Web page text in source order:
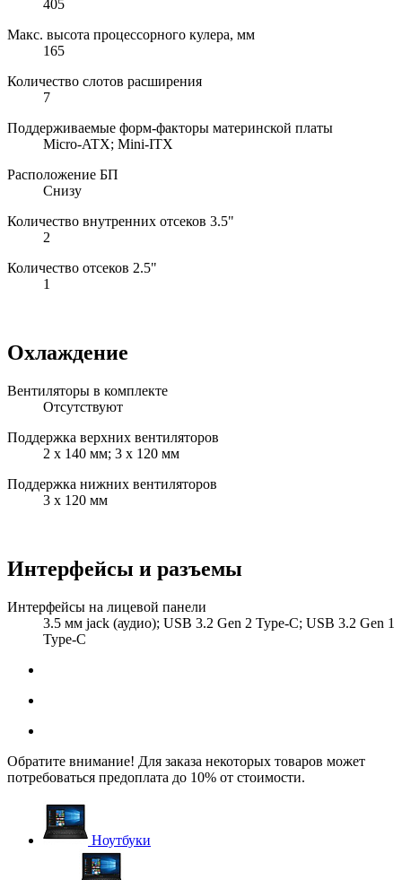
405
Макс. высота процессорного кулера, мм
165
Количество слотов расширения
7
Поддерживаемые форм-факторы материнской платы
Micro-ATX; Mini-ITX
Расположение БП
Снизу
Количество внутренних отсеков 3.5"
2
Количество отсеков 2.5"
1
Охлаждение
Вентиляторы в комплекте
Отсутствуют
Поддержка верхних вентиляторов
2 x 140 мм; 3 x 120 мм
Поддержка нижних вентиляторов
3 x 120 мм
Интерфейсы и разъемы
Интерфейсы на лицевой панели
3.5 мм jack (аудио); USB 3.2 Gen 2 Type-C; USB 3.2 Gen 1
Type-C
Обратите внимание! Для заказа некоторых товаров может
потребоваться предоплата до 10% от стоимости.
Ноутбуки